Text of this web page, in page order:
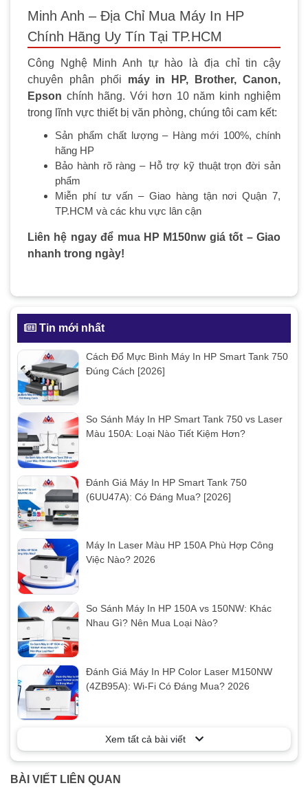
Minh Anh – Địa Chỉ Mua Máy In HP
Chính Hãng Uy Tín Tại TP.HCM
Công Nghệ Minh Anh tự hào là địa chỉ tin cậy
chuyên phân phối máy in HP, Brother, Canon,
Epson chính hãng. Với hơn 10 năm kinh nghiệm
trong lĩnh vực thiết bị văn phòng, chúng tôi cam kết:
Sản phẩm chất lượng – Hàng mới 100%, chính
hãng HP
Bảo hành rõ ràng – Hỗ trợ kỹ thuật trọn đời sản
phẩm
Miễn phí tư vấn – Giao hàng tận nơi Quận 7,
TP.HCM và các khu vực lân cận
Liên hệ ngay để mua HP M150nw giá tốt – Giao
nhanh trong ngày!
Tin mới nhất
Cách Đổ Mực Bình Máy In HP Smart Tank 750
Đúng Cách [2026]
So Sánh Máy In HP Smart Tank 750 vs Laser
Màu 150A: Loại Nào Tiết Kiệm Hơn?
Đánh Giá Máy In HP Smart Tank 750
(6UU47A): Có Đáng Mua? [2026]
Máy In Laser Màu HP 150A Phù Hợp Công
Việc Nào? 2026
So Sánh Máy In HP 150A vs 150NW: Khác
Nhau Gì? Nên Mua Loại Nào?
Đánh Giá Máy In HP Color Laser M150NW
(4ZB95A): Wi-Fi Có Đáng Mua? 2026
Xem tất cả bài viết
BÀI VIẾT LIÊN QUAN